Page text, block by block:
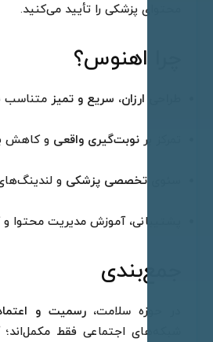
محتوای پزشکی را تأیید می‌کنید.
چرا اهنوس؟
طراحی ارزان، سریع و تمیز متناسب با برند
نوبت‌گیری واقعی و کاهش بار
سئو‌ی تخصصی پزشکیو لندینگ‌های
پشتیبانی، آموزش مدیریت محتوا و
جمع‌بندی
حوزه سلامت،رسمیت و اعتماد حرف
شبکه‌های اجتماعی فقط مکمل‌اند؛ آنچه